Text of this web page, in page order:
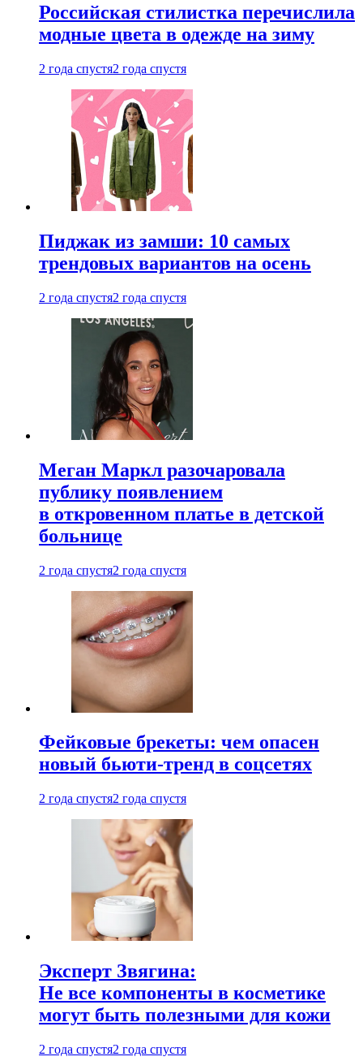
Российская стилистка перечислила
модные цвета в одежде на зиму
2 года спустя2 года спустя
Пиджак из замши: 10 самых
трендовых вариантов на осень
2 года спустя2 года спустя
Меган Маркл разочаровала
публику появлением
в откровенном платье в детской
больнице
2 года спустя2 года спустя
Фейковые брекеты: чем опасен
новый бьюти-тренд в соцсетях
2 года спустя2 года спустя
Эксперт Звягина:
Не все компоненты в косметике
могут быть полезными для кожи
2 года спустя2 года спустя